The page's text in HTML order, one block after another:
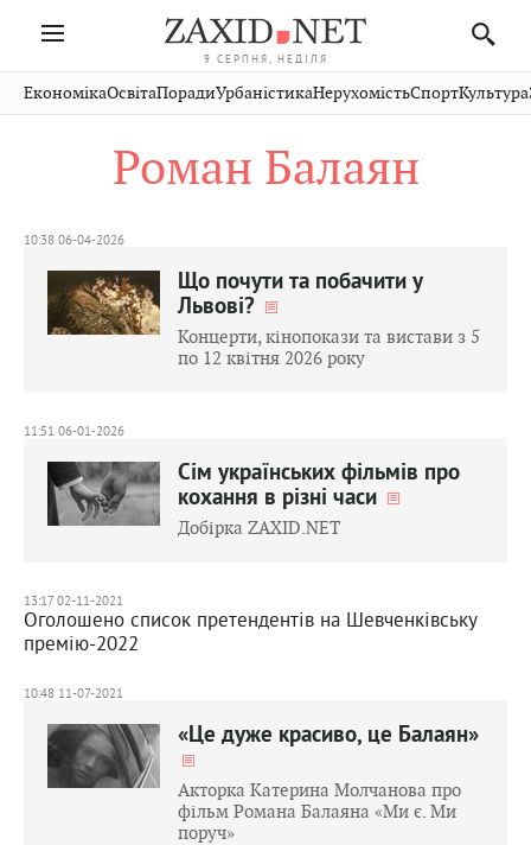
9 СЕРПНЯ, НЕДІЛЯ
Івано-
Франківськ
Волинь
Рівне
Чернівці
Стрий
Хмельницький
Публікації
Авто СловкоКультура
Кіно Дім СпортКраєзнавство
ЕкономікаОсвітаПорадиУрбаністикаНерухомістьСпортКультура
Роман Балаян
10:38 06-04-2026
Що почути та побачити у
Львові?
Концерти, кінопокази та вистави з 5
по 12 квітня 2026 року
11:51 06-01-2026
Сім українських фільмів про
кохання в різні часи
Добірка ZAXID.NET
13:17 02-11-2021
Оголошено список претендентів на Шевченківську
премію-2022
10:48 11-07-2021
«Це дуже красиво, це Балаян»
Акторка Катерина Молчанова про
фільм Романа Балаяна «Ми є. Ми
поруч»